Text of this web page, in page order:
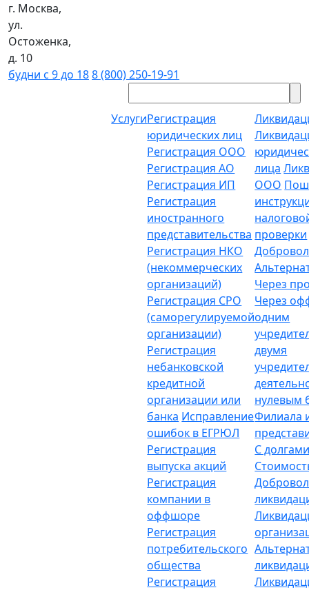
г. Москва,
ул.
Остоженка,
д. 10
будни с 9 до 188 (800) 250-19-91
УслугиРегистрация
юридических лиц
Регистрация ООО
Регистрация АО
Регистрация ИП
Регистрация
иностранного
представительства
Регистрация НКО
(некоммерческих
организаций)
Регистрация СРО
(саморегулируемой
организации)
Регистрация
небанковской
кредитной
организации или
банка Исправление
ошибок в ЕГРЮЛ
Регистрация
выпуска акций
Регистрация
компании в
оффшоре
Регистрация
потребительского
общества
Регистрация
лица
ООО
проверки
Через
Через
одним
двумя
нулевым
Филиала
С